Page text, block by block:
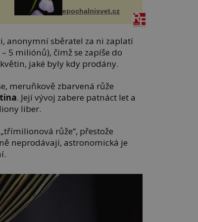
epochalnisvet.cz
anonymní sběratel za ni zaplatí
5 miliónů), čímž se zapíše do
jaké byly kdy prodány.
meruňkově zbarvená růže
. Její vývoj zabere patnáct let a
liber.
růže“, přestože
neprodávají, astronomická je